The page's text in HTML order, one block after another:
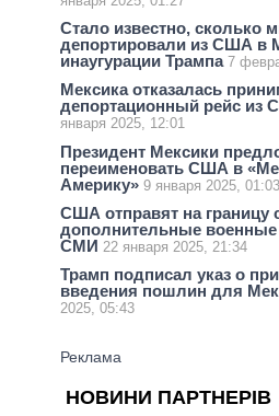
Стало известно, сколько
депортировали из США в
инаугурации Трампа 7
Мексика отказалась
депортационный рейс
января 2025, 12:01
Президент Мексики
переименовать США в
Америку» 9 января 2025, 01:03
США отправят на границу
дополнительные военные
СМИ 22 января 2025, 21:34
Трамп подписал указ о
введения пошлин для
2025, 05:43